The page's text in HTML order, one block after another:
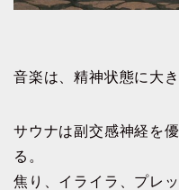
音楽は、精神状態に大
サウナは副交感神経を
る。
焦り、イライラ、プレ